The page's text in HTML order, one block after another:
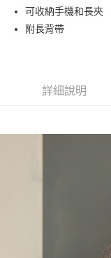
街口支付
相關說明
3.實際核准額度、可分
4.訂單成立30分鐘內，
消。如遇「轉專審核」
1.分期款項不併入電信
2.透過簡訊連結打開帳
AFTEE先享後付是「在
１．簡單：不需註冊會
２．便利：只要手機號
３．安心：先確認商品
【「AFTEE先享後付」結
１．於結帳方式選擇「
每筆NT$60，滿
可收納手機和長夾
附長背帶
詳細說明